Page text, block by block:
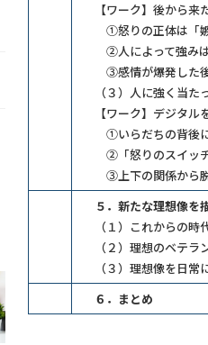
【ワーク】後から
①怒りの正体は「
②人によって強み
③感情が爆発した
（３）人に強く当
【ワーク】デジタ
①いらだちの背後
②「怒りのスイッ
③上下の関係から
５．新たな理想像を
（１）これからの
（２）理想のベテ
（３）理想像を日常
６．まとめ